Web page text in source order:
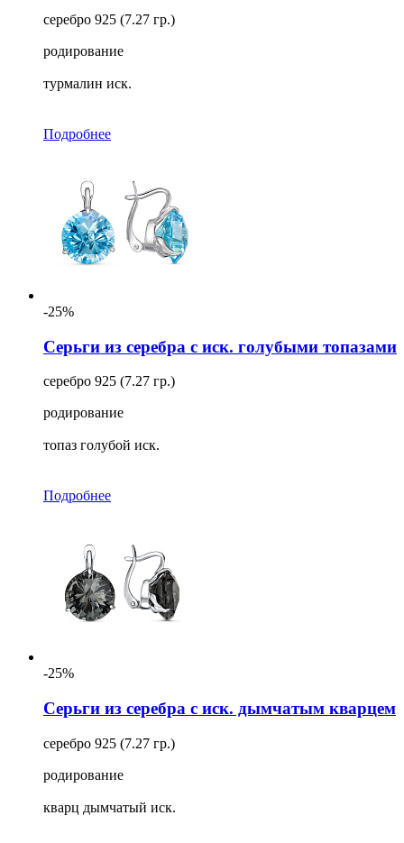
серебро 925 (7.27 гр.)
родирование
турмалин иск.
Подробнее
-25%
Серьги из серебра с иск. голубыми топазами
серебро 925 (7.27 гр.)
родирование
топаз голубой иск.
Подробнее
-25%
Серьги из серебра с иск. дымчатым кварцем
серебро 925 (7.27 гр.)
родирование
кварц дымчатый иск.